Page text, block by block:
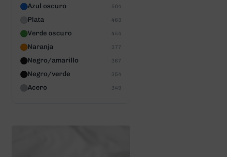
Azul oscuro 504
Plata 463
Verde oscuro 444
Naranja 377
Negro/amarillo 367
Negro/verde 354
Acero 349